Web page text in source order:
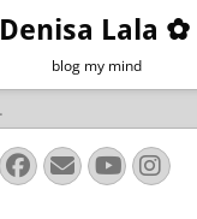
Denisa Lala ✿
blog my mind
Facebook
Email